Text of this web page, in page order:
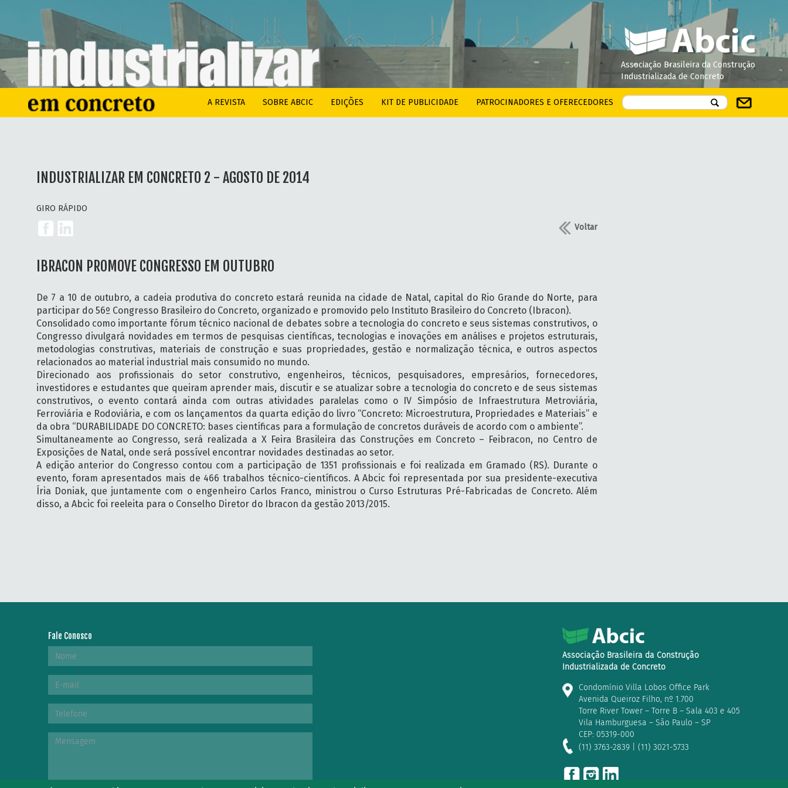
Associação Brasileira da Construção
Industrializada de Concreto
A REVISTA SOBRE ABCIC EDIÇÕES KIT DE PUBLICIDADE PATROCINADORES E OFERECEDORES
INDUSTRIALIZAR EM CONCRETO 2 - AGOSTO DE 2014
GIRO RÁPIDO
Voltar
IBRACON PROMOVE CONGRESSO EM OUTUBRO
De 7 a 10 de outubro, a cadeia produtiva do concreto estará reunida na cidade de Natal, capital do Rio Grande do Norte, para
participar do 56º Congresso Brasileiro do Concreto, organizado e promovido pelo Instituto Brasileiro do Concreto (Ibracon).
Consolidado como importante fórum técnico nacional de debates sobre a tecnologia do concreto e seus sistemas construtivos, o
Congresso divulgará novidades em termos de pesquisas científicas, tecnologias e inovações em análises e projetos estruturais,
metodologias construtivas, materiais de construção e suas propriedades, gestão e normalização técnica, e outros aspectos
relacionados ao material industrial mais consumido no mundo.
Direcionado aos profissionais do setor construtivo, engenheiros, técnicos, pesquisadores, empresários, fornecedores,
investidores e estudantes que queiram aprender mais, discutir e se atualizar sobre a tecnologia do concreto e de seus sistemas
construtivos, o evento contará ainda com outras atividades paralelas como o IV Simpósio de Infraestrutura Metroviária,
Ferroviária e Rodoviária, e com os lançamentos da quarta edição do livro “Concreto: Microestrutura, Propriedades e Materiais” e
da obra “DURABILIDADE DO CONCRETO: bases científicas para a formulação de concretos duráveis de acordo com o ambiente”.
Simultaneamente ao Congresso, será realizada a X Feira Brasileira das Construções em Concreto – Feibracon, no Centro de
Exposições de Natal, onde será possível encontrar novidades destinadas ao setor.
A edição anterior do Congresso contou com a participação de 1351 profissionais e foi realizada em Gramado (RS). Durante o
evento, foram apresentados mais de 466 trabalhos técnico-científicos. A Abcic foi representada por sua presidente-executiva
Íria Doniak, que juntamente com o engenheiro Carlos Franco, ministrou o Curso Estruturas Pré-Fabricadas de Concreto. Além
disso, a Abcic foi reeleita para o Conselho Diretor do Ibracon da gestão 2013/2015.
Fale Conosco
Associação Brasileira da Construção
Industrializada de Concreto
Condomínio Villa Lobos Office Park
Avenida Queiroz Filho, nº 1.700
Torre River Tower – Torre B – Sala 403 e 405
Vila Hamburguesa – São Paulo – SP
CEP: 05319-000
(11) 3763-2839 | (11) 3021-5733